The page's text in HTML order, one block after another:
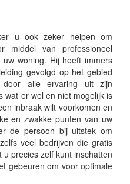
u ook zeker helpen om
middel van professioneel
woning. Hij heeft immers
gevolgd op het gebied
alle ervaring uit zijn
wat er wel en niet mogelijk is
inbraak wilt voorkomen en
en zwakke punten van uw
de persoon bij uitstek om
veel bedrijven die gratis
precies zelf kunt inschatten
gebeuren om voor optimale